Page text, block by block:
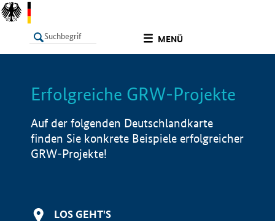
MENÜ
LISTE Info
Erfolgreiche GRW-Projekte
Auf der folgenden Deutschlandkarte
finden Sie konkrete Beispiele erfolgreicher
GRW-Projekte!
LOS GEHT'S